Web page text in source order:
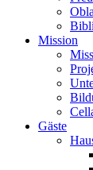
Mission
Gäste